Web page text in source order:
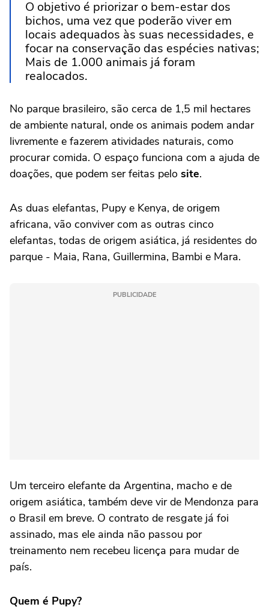
O objetivo é priorizar o bem-estar dos
bichos, uma vez que poderão viver em
locais adequados às suas necessidades, e
focar na conservação das espécies nativas;
Mais de 1.000 animais já foram
realocados.
No parque brasileiro, são cerca de 1,5 mil hectares
de ambiente natural, onde os animais podem andar
livremente e fazerem atividades naturais, como
procurar comida. O espaço funciona com a ajuda de
doações, que podem ser feitas pelo site.
As duas elefantas, Pupy e Kenya, de origem
africana, vão conviver com as outras cinco
elefantas, todas de origem asiática, já residentes do
parque - Maia, Rana, Guillermina, Bambi e Mara.
PUBLICIDADE
Um terceiro elefante da Argentina, macho e de
origem asiática, também deve vir de Mendonza para
o Brasil em breve. O contrato de resgate já foi
assinado, mas ele ainda não passou por
treinamento nem recebeu licença para mudar de
país.
Quem é Pupy?